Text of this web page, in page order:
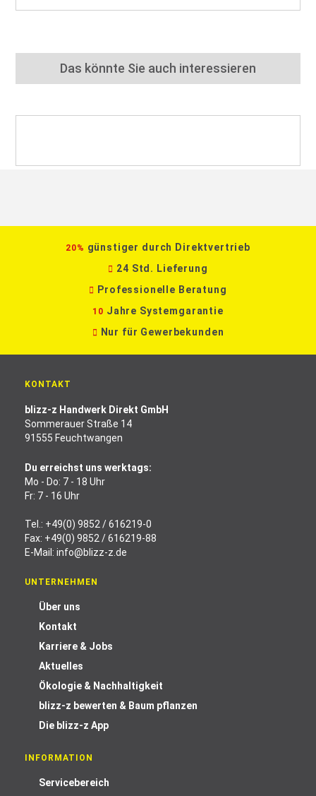
Das könnte Sie auch interessieren
20% günstiger durch Direktvertrieb
24 Std. Lieferung
Professionelle Beratung
10 Jahre Systemgarantie
Nur für Gewerbekunden
KONTAKT
blizz-z Handwerk Direkt GmbH
Sommerauer Straße 14
91555 Feuchtwangen
Du erreichst uns werktags:
Mo - Do: 7 - 18 Uhr
Fr: 7 - 16 Uhr
Tel.: +49(0) 9852 / 616219-0
Fax: +49(0) 9852 / 616219-88
E-Mail: info@blizz-z.de
UNTERNEHMEN
Über uns
Kontakt
Karriere & Jobs
Aktuelles
Ökologie & Nachhaltigkeit
blizz-z bewerten & Baum pflanzen
Die blizz-z App
INFORMATION
Servicebereich